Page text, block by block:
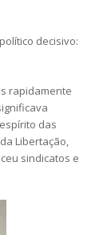
decisivo:
rapidamente
das
Libertação,
sindicatos e